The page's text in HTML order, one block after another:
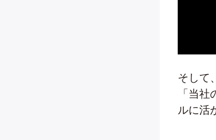
そして
「当
ルに活